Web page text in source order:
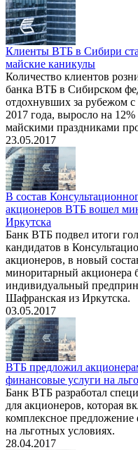
Клиенты ВТБ в Сибири
майские каникулы
Количество клиентов
банка ВТБ в Сибирском
отдохнувших за рубежом с
2017 года, выросло на
майскими праздниками
23.05.2017
В состав
акционеров ВТБ вошел
Иркутска
Банк ВТБ подвел итоги
кандидатов в
акционеров, в новый
миноритарный акционера
индивидуальный
Шафранская из Иркутска.
03.05.2017
ВТБ предложил
финансовые услуги на
Банк ВТБ разработал
для акционеров, которая
комплексное
на льготных условиях.
28.04.2017